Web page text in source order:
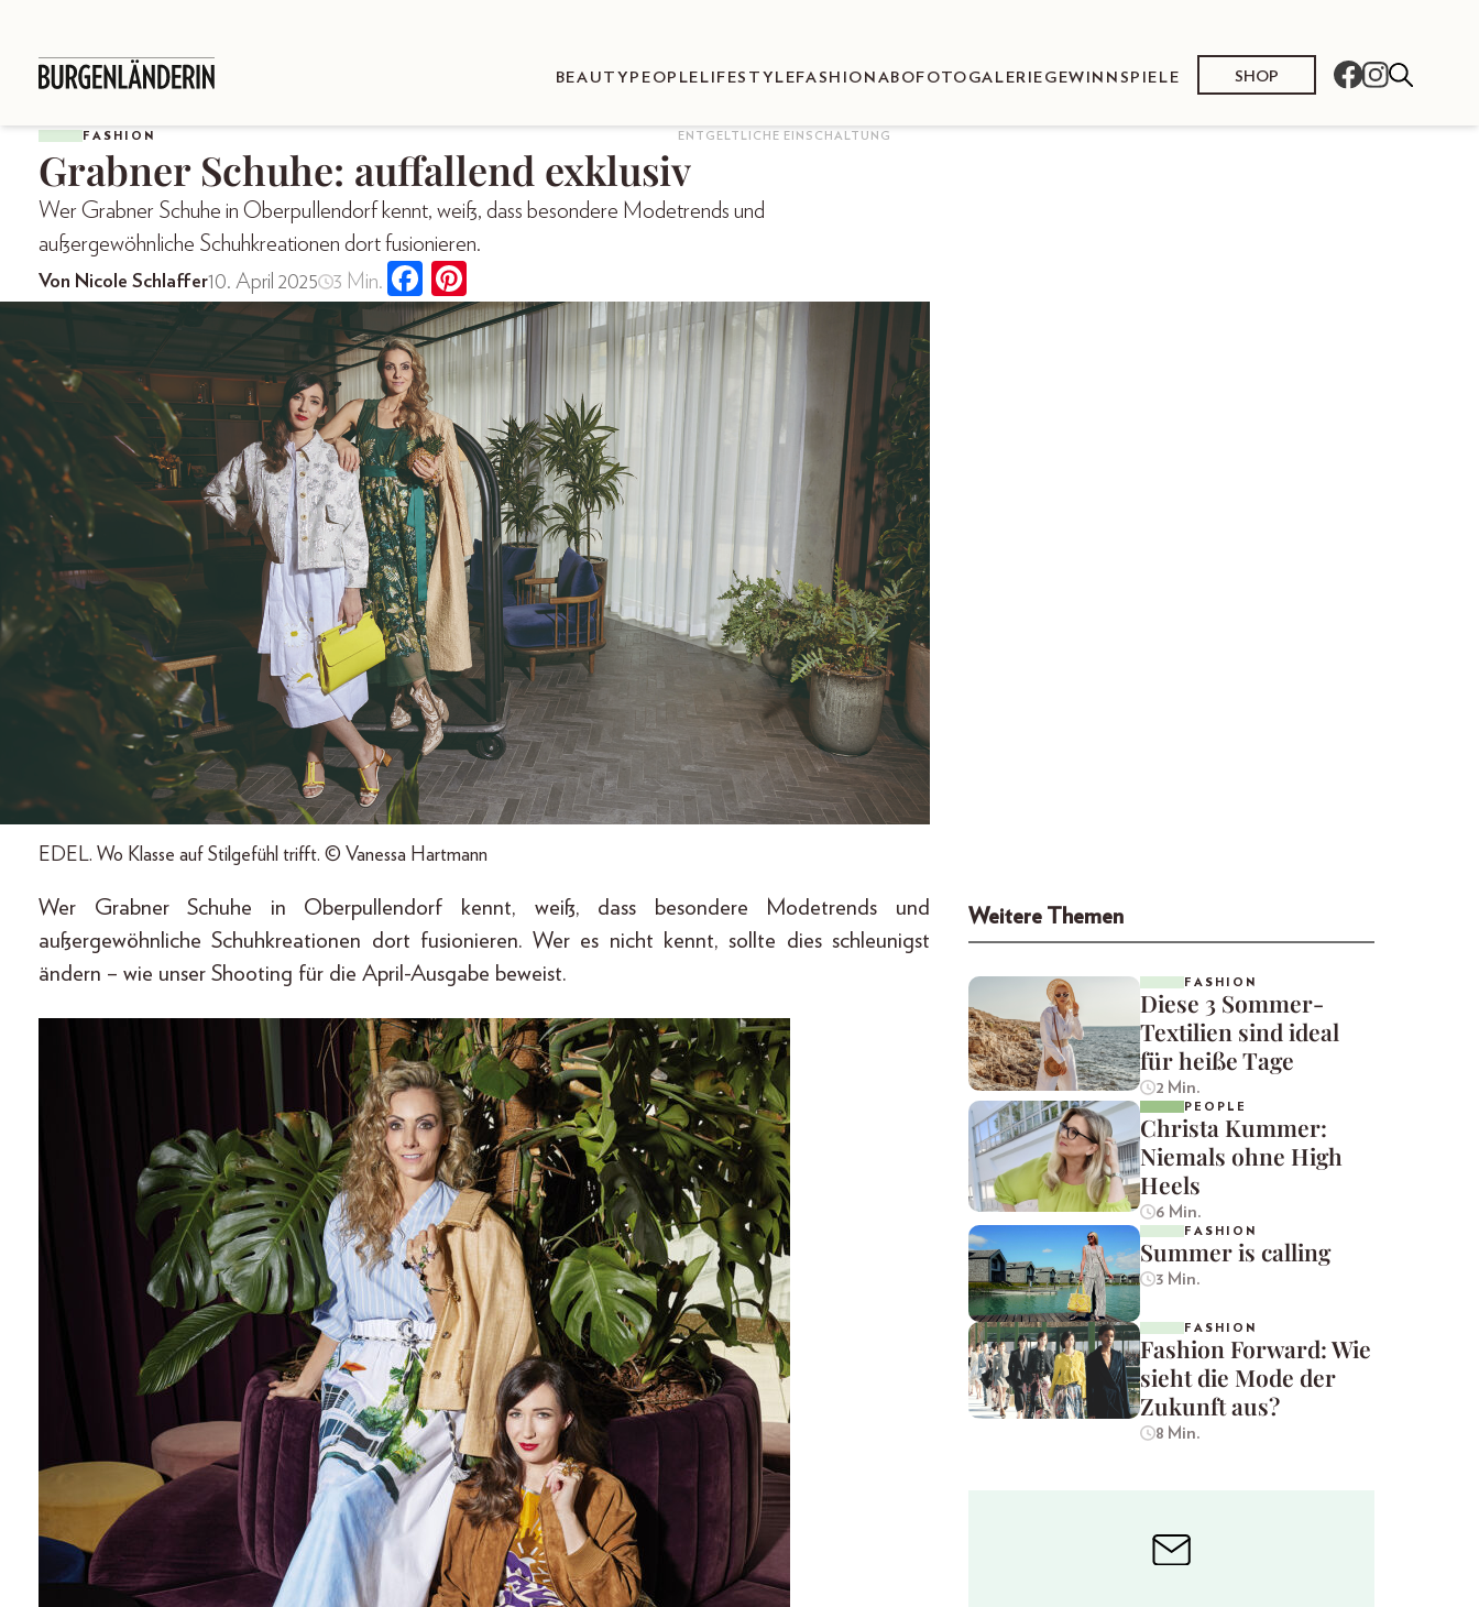
BEAUTY PEOPLE LIFESTYLEFASHION ABOFOTOGALERIE GEWINNSPIELE SHOP
FASHION ENTGELTLICHE EINSCHALTUNG
Grabner Schuhe: auffallend exklusiv
Wer Grabner Schuhe in Oberpullendorf kennt, weiß, dass besondere Modetrends und
außergewöhnliche Schuhkreationen dort fusionieren.
Von Nicole Schlaffer10. April 2025 3 Min.
EDEL. Wo Klasse auf Stilgefühl trifft. © Vanessa Hartmann
Wer Grabner Schuhe in Oberpullendorf kennt, weiß, dass besondere Modetrends und
außergewöhnliche Schuhkreationen dort fusionieren. Wer es nicht kennt, sollte dies schleunigst
ändern – wie unser Shooting für die April-Ausgabe beweist.
Weitere Themen
FASHION
Diese 3 Sommer-
Textilien sind ideal
für heiße Tage
2 Min.
PEOPLE
Christa Kummer:
Niemals ohne High
Heels
6 Min.
FASHION
Summer is calling
3 Min.
FASHION
Fashion Forward: Wie
sieht die Mode der
Zukunft aus?
8 Min.